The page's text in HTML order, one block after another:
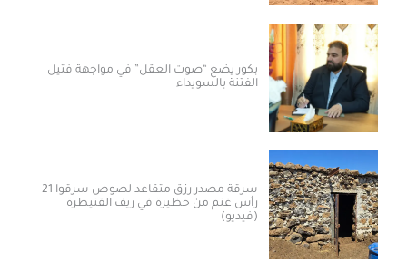
بكور يضع “صوت العقل” في مواجهة فتيل
الفتنة بالسويداء
سرقة مصدر رزق متقاعد لصوص سرقوا 21
رأس غنم من حظيرة في ريف القنيطرة
(فيديو)